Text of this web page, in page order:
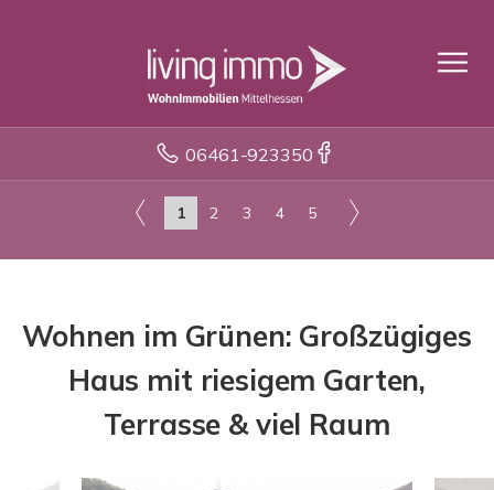
06461-923350
1 2 3 4 5
Wohnen im Grünen: Großzügiges
Haus mit riesigem Garten,
Terrasse & viel Raum